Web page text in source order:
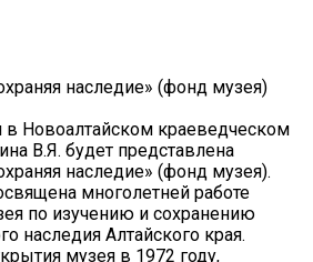
наследие» (фонд музея)
Новоалтайском краеведческом
В.Я. будет представлена
наследие» (фонд музея).
многолетней работе
по изучению и сохранению
наследия Алтайского края.
музея в 1972 году,